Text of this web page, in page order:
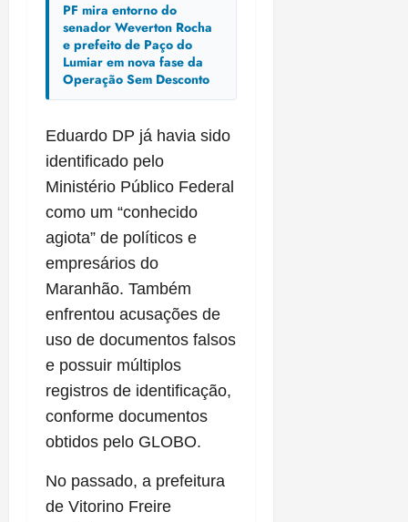
PF mira entorno do
senador Weverton Rocha
e prefeito de Paço do
Lumiar em nova fase da
Operação Sem Desconto
Eduardo DP já havia sido
identificado pelo
Ministério Público Federal
como um “conhecido
agiota” de políticos e
empresários do
Maranhão. Também
enfrentou acusações de
uso de documentos falsos
e possuir múltiplos
registros de identificação,
conforme documentos
obtidos pelo GLOBO.
No passado, a prefeitura
de Vitorino Freire